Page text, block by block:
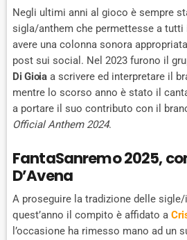
Negli ultimi anni al gioco è sempre
sigla/anthem che permettesse a
avere una colonna sonora
post sui social. Nel 2023 furono il
Di Gioiaa scrivere ed interpretare il
mentre lo scorso anno è stato il
a portare il suo contributo con il
Official Anthem 2024.
FantaSanremo 2025,
D’Avena
A proseguire la tradizione delle
quest’anno il compito è affidato a
l’occasione ha rimesso mano ad un